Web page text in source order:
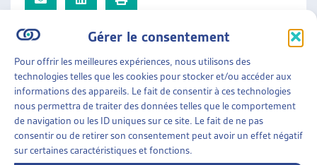
Gérer le consentement
Pour offrir les meilleures expériences, nous utilisons des
technologies telles que les cookies pour stocker et/ou accéder aux
informations des appareils. Le fait de consentir à ces technologies
nous permettra de traiter des données telles que le comportement
de navigation ou les ID uniques sur ce site. Le fait de ne pas
consentir ou de retirer son consentement peut avoir un effet négatif
sur certaines caractéristiques et fonctions.
Vous trouverez dans ce document les objets archivés de la
Synthèse des travaux législatifs fédéraux.
Liste des objets traités sur le thème « Aide sociale » :
Conséquences des inégalités en Suisse
Etat de l’aide sociale
Imposition de l’aide sociale